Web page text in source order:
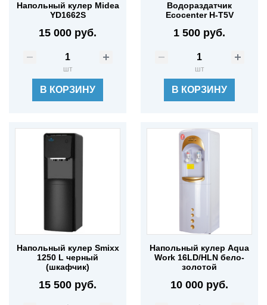
Напольный кулер Midea
YD1662S
15 000 руб.
шт
В КОРЗИНУ
Водораздатчик
Ecocenter H-T5V
1 500 руб.
шт
В КОРЗИНУ
Напольный кулер Smixx
1250 L черный
(шкафчик)
15 500 руб.
Напольный кулер Aqua
Work 16LD/HLN бело-
золотой
10 000 руб.